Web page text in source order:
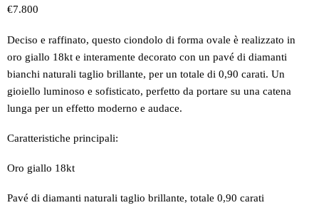
Prezzo oggi
€7.800
Deciso e raffinato, questo ciondolo di forma ovale è realizzato in
oro giallo 18kt e interamente decorato con un pavé di diamanti
bianchi naturali taglio brillante, per un totale di 0,90 carati. Un
gioiello luminoso e sofisticato, perfetto da portare su una catena
lunga per un effetto moderno e audace.
Caratteristiche principali:
Oro giallo 18kt
Pavé di diamanti naturali taglio brillante, totale 0,90 carati